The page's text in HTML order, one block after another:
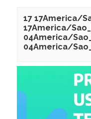
17 17America/
17America/
04America/
04America/